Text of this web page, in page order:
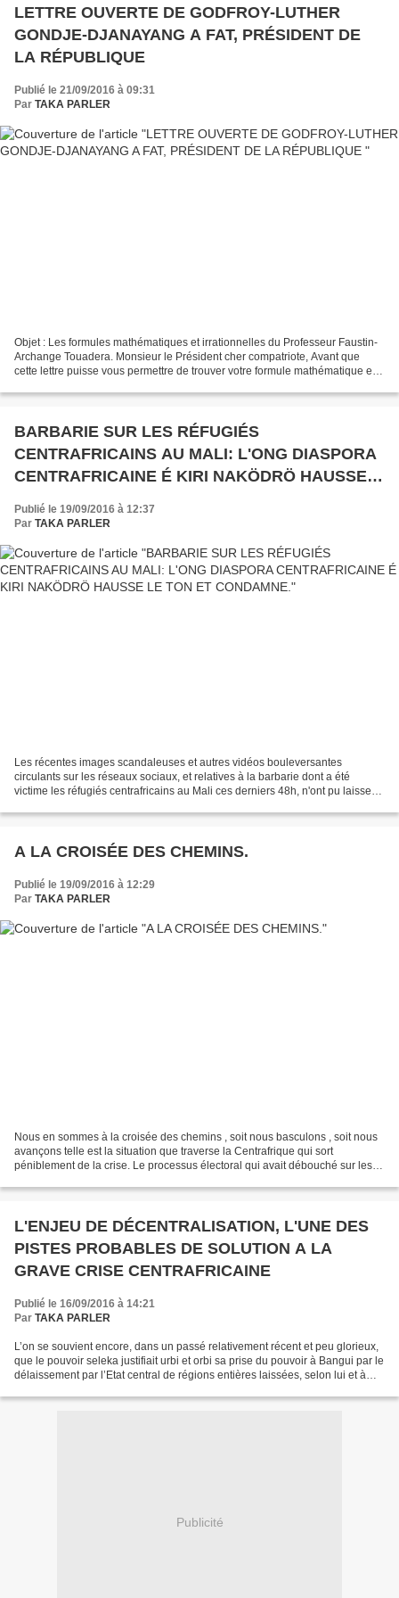
LETTRE OUVERTE DE GODFROY-LUTHER
GONDJE-DJANAYANG A FAT, PRÉSIDENT DE
LA RÉPUBLIQUE
Publié le 21/09/2016 à 09:31
Par TAKA PARLER
Objet : Les formules mathématiques et irrationnelles du Professeur Faustin-
Archange Touadera. Monsieur le Président cher compatriote, Avant que
cette lettre puisse vous permettre de trouver votre formule mathématique et
BARBARIE SUR LES RÉFUGIÉS
CENTRAFRICAINS AU MALI: L'ONG DIASPORA
CENTRAFRICAINE É KIRI NAKÖDRÖ HAUSSE
LE TON ET CONDAMNE.
Publié le 19/09/2016 à 12:37
Par TAKA PARLER
Les récentes images scandaleuses et autres vidéos bouleversantes
circulants sur les réseaux sociaux, et relatives à la barbarie dont a été
victime les réfugiés centrafricains au Mali ces derniers 48h, n'ont pu laisser
A LA CROISÉE DES CHEMINS.
Publié le 19/09/2016 à 12:29
Par TAKA PARLER
Nous en sommes à la croisée des chemins , soit nous basculons , soit nous
avançons telle est la situation que traverse la Centrafrique qui sort
péniblement de la crise. Le processus électoral qui avait débouché sur les
L'ENJEU DE DÉCENTRALISATION, L'UNE DES
PISTES PROBABLES DE SOLUTION A LA
GRAVE CRISE CENTRAFRICAINE
Publié le 16/09/2016 à 14:21
Par TAKA PARLER
L’on se souvient encore, dans un passé relativement récent et peu glorieux,
que le pouvoir seleka justifiait urbi et orbi sa prise du pouvoir à Bangui par le
délaissement par l’Etat central de régions entières laissées, selon lui et à
Publicité